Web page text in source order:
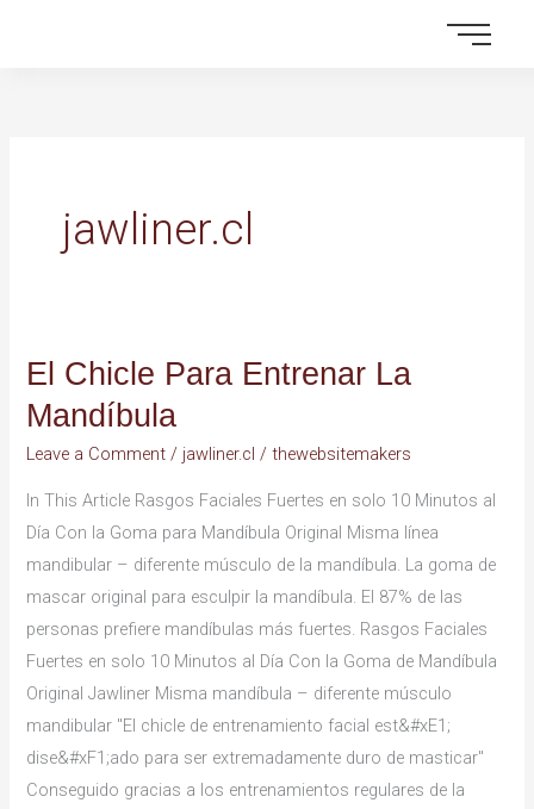
jawliner.cl
El Chicle Para Entrenar La
Mandíbula
Leave a Comment / jawliner.cl /thewebsitemakers
In This Article Rasgos Faciales Fuertes en solo 10 Minutos al
Día Con la Goma para Mandíbula Original Misma línea
mandibular – diferente músculo de la mandíbula. La goma de
mascar original para esculpir la mandíbula. El 87% de las
personas prefiere mandíbulas más fuertes. Rasgos Faciales
Fuertes en solo 10 Minutos al Día Con la Goma de Mandíbula
Original Jawliner Misma mandíbula – diferente músculo
mandibular "El chicle de entrenamiento facial est&#xE1;
dise&#xF1;ado para ser extremadamente duro de masticar"
Conseguido gracias a los entrenamientos regulares de la
El
Chicle
Para
Entrenar
La
Mandíbula